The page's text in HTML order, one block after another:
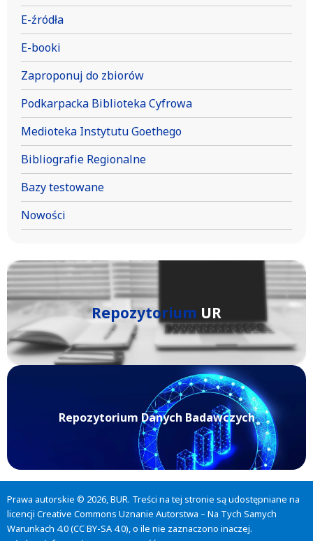
E-źródła
E-booki
Zaproponuj do zbiorów
Podkarpacka Biblioteka Cyfrowa
Medioteka Instytutu Goethego
Bibliografie Regionalne
Bazy testowane
Nowości
Repozytorium UR
Repozytorium Danych Badawczych
Prawa autorskie © 2026, BUR. Treści na tej stronie są udostępniane na
licencji Creative Commons Uznanie Autorstwa – Na Tych Samych
Warunkach 4.0 (CC BY-SA 4.0), o ile nie zaznaczono inaczej.